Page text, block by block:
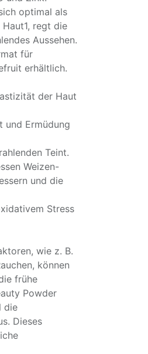
optimal als
regt die
Aussehen.
für
erhältlich.
der Haut
und Ermüdung
Teint.
Weizen-
und die
Stress
wie z. B.
können
frühe
Powder
die
Dieses